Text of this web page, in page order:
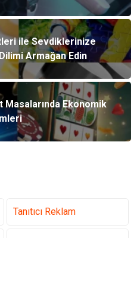
ile Sevdiklerinize
Armağan Edin
Masalarında Ekonomik
Tanıtıcı Reklam